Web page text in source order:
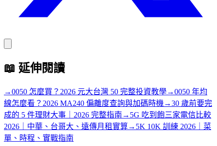
📖 延伸閱讀
→0050 怎麼買？2026 元大台灣 50 完整投資教學→0050 年均
線怎麼看？2026 MA240 偏離度查詢與加碼時機 →30 歲前要完
成的 5 件理財大事｜2026 完整指南 → 5G 吃到飽三家電信比較
2026｜中華、台哥大、遠傳月租實算→ 5K 10K 訓練 2026｜菜
單、時程、實戰指南